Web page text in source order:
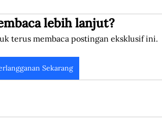
lebih lanjut?
terus membaca postingan eksklusif ini.
Sekarang